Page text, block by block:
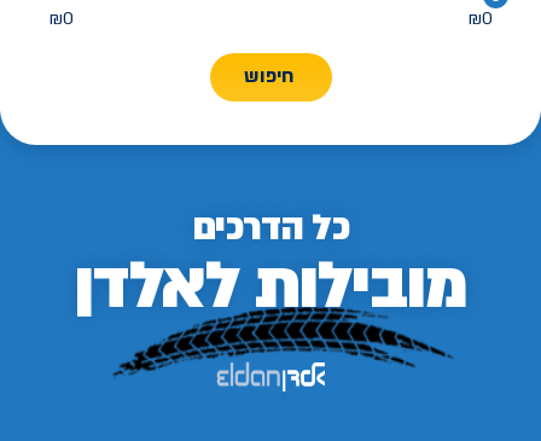
₪0
₪0
חיפוש
כל הדרכים
מובילות לאלדן